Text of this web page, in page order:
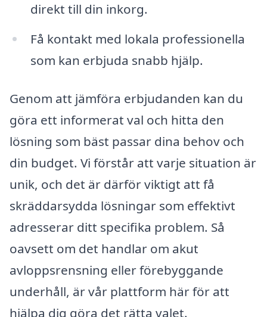
direkt till din inkorg.
Få kontakt med lokala professionella
som kan erbjuda snabb hjälp.
Genom att jämföra erbjudanden kan du
göra ett informerat val och hitta den
lösning som bäst passar dina behov och
din budget. Vi förstår att varje situation är
unik, och det är därför viktigt att få
skräddarsydda lösningar som effektivt
adresserar ditt specifika problem. Så
oavsett om det handlar om akut
avloppsrensning eller förebyggande
underhåll, är vår plattform här för att
hjälpa dig göra det rätta valet.